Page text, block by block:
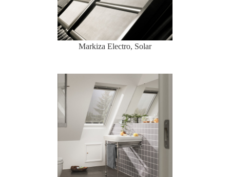
Markiza Electro, Solar